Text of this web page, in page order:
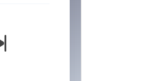
マー
なテ
す。
笑え